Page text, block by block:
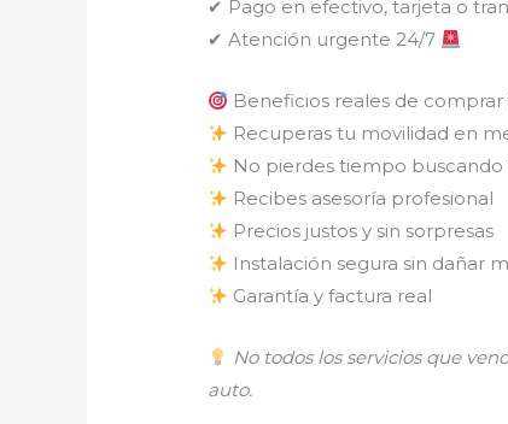
✔ Pago en efectivo, tarjeta o
✔ Atención urgente 24/7
Beneficios reales de
Recuperas tu movilidad en
No pierdes tiempo buscando
Recibes asesoría profesional
Precios justos y sin sorpresas
Instalación segura sin dañar
Garantía y factura real
No todos los servicios que
auto.